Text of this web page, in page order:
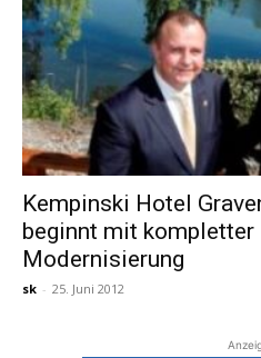
Kempinski Hotel
beginnt mit kompletter
Modernisierung
sk - 25. Juni 2012